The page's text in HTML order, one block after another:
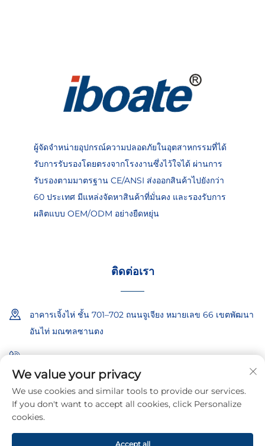
ผู้จัดจำหน่ายอุปกรณ์ความปลอดภัยในอุตสาหกรรมที่ได้
รับการรับรองโดยตรงจากโรงงานซึ่งไว้ใจได้ ผ่านการ
รับรองตามมาตรฐาน CE/ANSI ส่งออกสินค้าไปยังกว่า
60 ประเทศ มีแหล่งจัดหาสินค้าที่มั่นคง และรองรับการ
ผลิตแบบ OEM/ODM อย่างยืดหยุ่น
ติดต่อเรา
อาคารเจิ้งไห่ ชั้น 701–702 ถนนจูเจียง หมายเลข 66 เขตพัฒนา
อันไท่ มณฑลซานตง
+86-18865557722
+86-18865522722
[email protected]
We value your privacy
We use cookies and similar tools to provide our services.
If you don't want to accept all cookies, click Personalize
cookies.
Accept all